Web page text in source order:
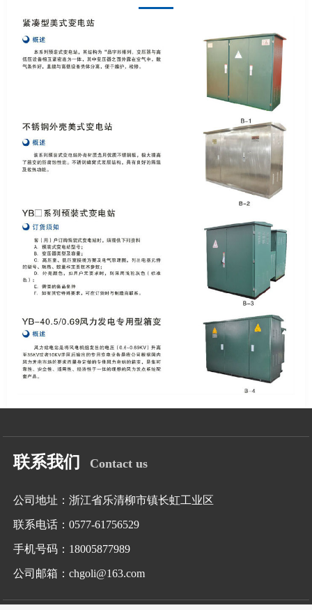
联系我们 Contact us
公司地址：浙江省乐清柳市镇长虹工业区
联系电话：0577-61756529
手机号码：18005877989
公司邮箱：chgoli@163.com